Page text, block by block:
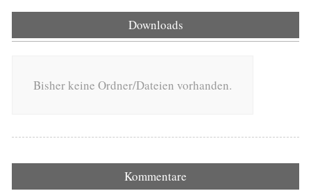
Downloads
Bisher keine Ordner/Dateien vorhanden.
Kommentare